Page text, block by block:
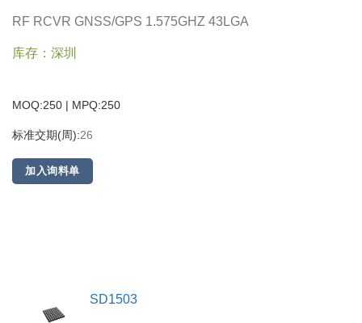
RF RCVR GNSS/GPS 1.575GHZ 43LGA
库存：深圳
MOQ:250 | MPQ:250
标准交期(周):26
加入询料单
SD1503